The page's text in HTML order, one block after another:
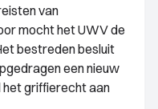
van
mocht het UWV de
bestreden besluit
een nieuw
het griffierecht aan